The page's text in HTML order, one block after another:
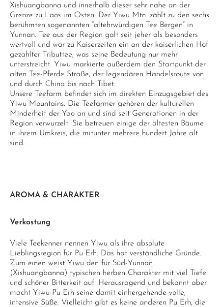
Xishuangbanna und innerhalb dieser sehr nahe an der
Grenze zu Laos im Osten. Der Yiwu Mtn. zählt zu den sechs
berühmten sogenannten “altehrwürdigen Tee Bergen” in
Yunnan. Tee aus der Region galt seit jeher als besonders
wertvoll und war zu Kaiserzeiten ein an der kaiserlichen Hof
gezahlter Tributtee, was seine Bedeutung nur mehr
unterstreicht. Yiwu markierte außerdem den Startpunkt der
alten Tee-Pferde Straße, der legendären Handelsroute von
und durch China bis nach Tibet.
Unsere Teefarm befindet sich im direkten Einzugsgebiet des
Yiwu Mountains. Die Teefarmer gehören der kulturellen
Minderheit der Yao an und sind seit Generationen in der
Region verwurzelt. Sie betreuen einige der ältesten Bäume
in ihrem Umkreis, die mitunter mehrere hundert Jahre alt
sind.
AROMA & CHARAKTER
Verkostung
Viele Teekenner nennen Yiwu als ihre absolute
Lieblingsregion für Pu Erh. Das hat verständliche Gründe.
Zum einen weist Yiwu den für Süd-Yunnan
(Xishuangbanna) typischen herben Charakter mit viel Tiefe
und schöner Bitterkeit auf. Herausragend und bekannt aber
macht Yiwu Pu Erh seine damit einhergehende volle,
intensive Süße. Vielleicht gibt es keine anderen Pu Erh, die